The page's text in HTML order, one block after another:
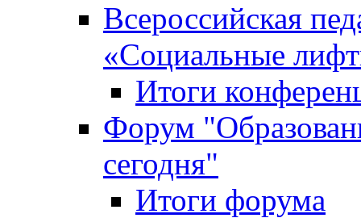
Всероссийская
«Cоциальные
Итоги
Форум
сегодня"
Итоги форума